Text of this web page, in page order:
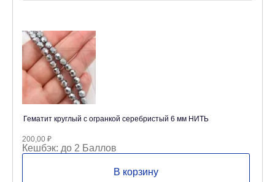
Гематит круглый с огранкой серебристый 6 мм НИТЬ
200,00 ₽
Кешбэк: до 2 Баллов
В корзину